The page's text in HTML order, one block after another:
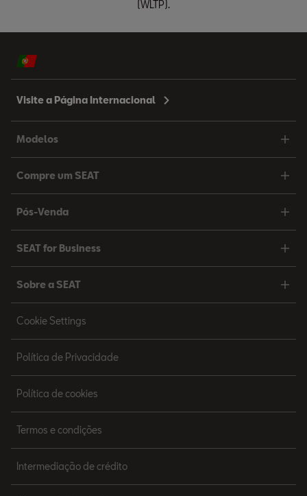
(WLTP).
Visite a Página Internacional
Modelos
Compre um SEAT
Pós-Venda
SEAT for Business
Sobre a SEAT
Cookie Settings
Política de Privacidade
Política de cookies
Termos e condições
Intermediação de crédito